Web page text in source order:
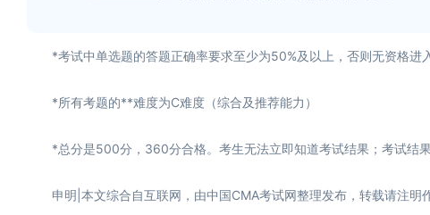
*考试中单选题的答题正确率要求至少为50%及以上，否则无资格进
*所有考题的**难度为C难度（综合及推荐能力）
*总分是500分，360分合格。考生无法立即知道考试结果；考试结果
申明|本文综合自互联网，由中国CMA考试网整理发布，转载请注明